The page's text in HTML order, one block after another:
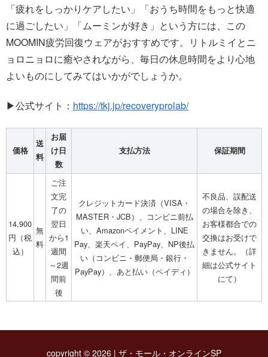
「疲れをしっかりケアしたい」「おうち時間をもっと快適
に過ごしたい」「ムーミンが好き」という方には、この
MOOMIN疲労回復ウェアがおすすめです。リトルミイとニ
ョロニョロに癒やされながら、毎日の休息時間をより心地
よいものにしてみてはいかがでしょうか。
▶公式サイト： https://tkj.jp/recoveryprolab/
価格
送
料
お届
け日
数
支払方法 保証期間
14,900
円（税
込）
無
料
ご注
文完
了の
翌日
から1
週間
～2週
間前
後
クレジットカード決済（VISA・
MASTER・JCB）、コンビニ前払
い、Amazonペイメント、LINE
Pay、楽天ペイ、PayPay、NP後払
い（コンビニ・郵便局・銀行・
PayPay）、あと払い（ペイディ）
不良品、誤配送
の場合を除き、
お客様都合での
交換はお受けで
きません。（詳
細は公式サイト
にて）
copyright © 2026 | ザ・モール・オンラインSP